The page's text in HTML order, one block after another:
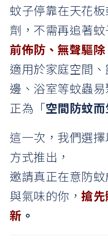
蚊子停靠在天花
劑，不需再追著
前佈防、無聲驅除
適用於家庭空間
邊、浴室等蚊蟲
正為「空間防蚊
這一次，我們選
方式推出，
邀請真正在意防
與氣味的你， 搶
新 。